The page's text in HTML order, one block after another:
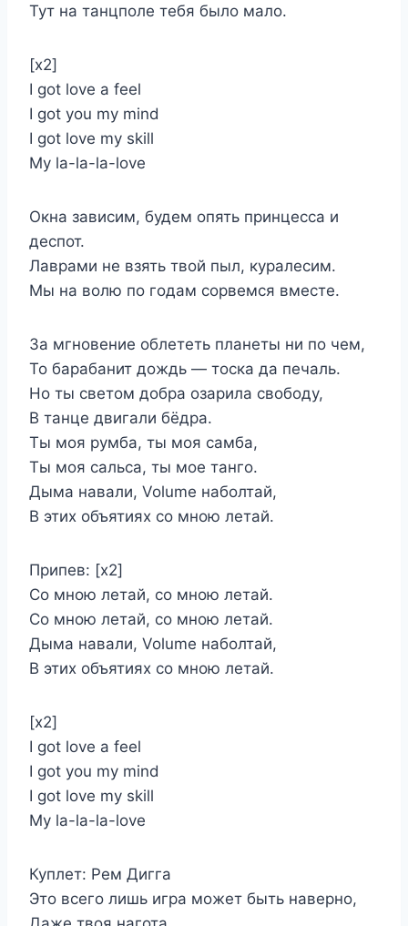
Тут на танцполе тебя было мало.
[x2]
I got love a feel
I got you my mind
I got love my skill
My la-la-la-love
Окна зависим, будем опять принцесса и
деспот.
Лаврами не взять твой пыл, куралесим.
Мы на волю по годам сорвемся вместе.
За мгновение облететь планеты ни по чем,
То барабанит дождь — тоска да печаль.
Но ты светом добра озарила свободу,
В танце двигали бёдра.
Ты моя румба, ты моя самба,
Ты моя сальса, ты мое танго.
Дыма навали, Volume наболтай,
В этих объятиях со мною летай.
Припев: [х2]
Со мною летай, со мною летай.
Со мною летай, со мною летай.
Дыма навали, Volume наболтай,
В этих объятиях со мною летай.
[х2]
I got love a feel
I got you my mind
I got love my skill
My la-la-la-love
Куплет: Рем Дигга
Это всего лишь игра может быть наверно,